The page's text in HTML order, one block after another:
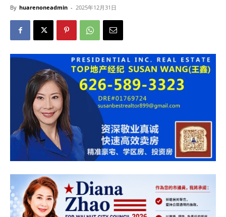
By huarenoneadmin - 2025年12月31日